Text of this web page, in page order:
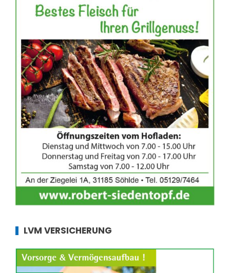
LVM VERSICHERUNG